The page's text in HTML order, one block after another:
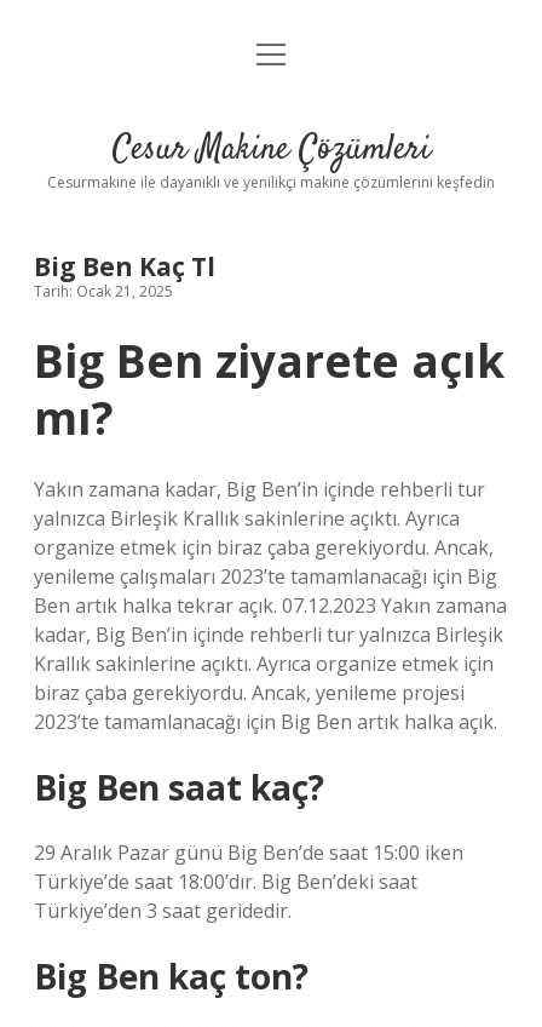
Anasayfa
Yasal Uyarı
menüyü
Cesur Makine Çözümleri
Cesurmakine ile dayanıklı ve yenilikçi makine çözümlerini keşfedin
Big Ben Kaç Tl
Tarih: Ocak 21, 2025
Big Ben ziyarete açık
mı?
Yakın zamana kadar, Big Ben’in içinde rehberli tur
yalnızca Birleşik Krallık sakinlerine açıktı. Ayrıca
organize etmek için biraz çaba gerekiyordu. Ancak,
yenileme çalışmaları 2023’te tamamlanacağı için Big
Ben artık halka tekrar açık. 07.12.2023 Yakın zamana
kadar, Big Ben’in içinde rehberli tur yalnızca Birleşik
Krallık sakinlerine açıktı. Ayrıca organize etmek için
biraz çaba gerekiyordu. Ancak, yenileme projesi
2023’te tamamlanacağı için Big Ben artık halka açık.
Big Ben saat kaç?
29 Aralık Pazar günü Big Ben’de saat 15:00 iken
Türkiye’de saat 18:00’dır. Big Ben’deki saat
Türkiye’den 3 saat geridedir.
Big Ben kaç ton?